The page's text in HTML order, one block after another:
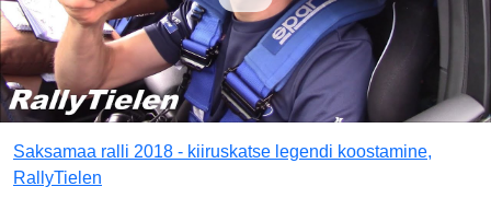
Saksamaa ralli 2018 - kiiruskatse legendi koostamine,
RallyTielen